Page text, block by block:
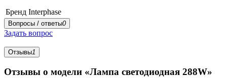
Бренд Interphase
Вопросы / ответы0
Задать вопрос
Отзывы1
Отзывы о модели «Лампа светодиодная 288W»